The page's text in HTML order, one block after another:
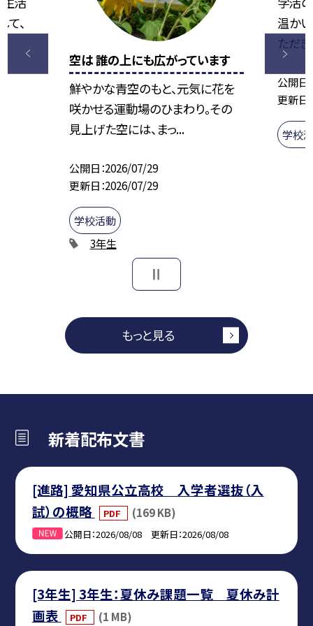
、
空は 誰の上にも広がっています
鮮やかな青空のもと、元気に花を
咲かせる運動場のひまわり。その
見上げた空には、まっ...
公開日 2026/07/29
更新日 2026/07/29
学校活動
3年生
温か
ただ
公開日
更新日
学校
もっと見る
新着配布文書
[進路] 愛知県公立高校 入学者選抜（入
試）の概略
PDF (169 KB)
公開日 2026/08/08 更新日 2026/08/08
[3年生] 3年生：夏休み課題一覧 夏休み計
画表
PDF (1 MB)